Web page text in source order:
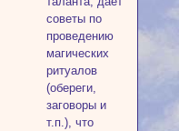
советы по
проведению
магических
ритуалов
(обереги,
заговоры и
т.п.), что